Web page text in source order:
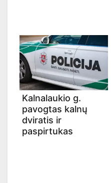
Kalnalaukio g.
pavogtas kalnų
dviratis ir
paspirtukas